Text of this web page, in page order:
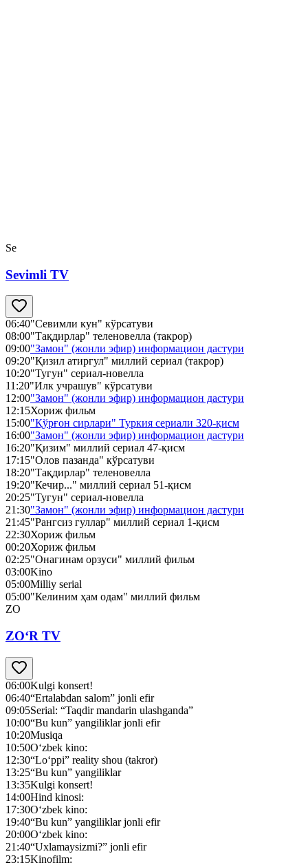
Se
Sevimli TV
06:40"Севимли кун" кўрсатуви
08:00"Тақдирлар" теленовелла (такрор)
09:00"Замон" (жонли эфир) информацион дастури
09:20"Қизил атиргул" миллий сериал (такрор)
10:20"Тугун" сериал-новелла
11:20"Илк учрашув" кўрсатуви
12:00"Замон" (жонли эфир) информацион дастури
12:15Хориж фильм
15:00"Қўрғон сирлари" Туркия сериали 320-қисм
16:00"Замон" (жонли эфир) информацион дастури
16:20"Қизим" миллий сериал 47-қисм
17:15"Олов пазанда" кўрсатуви
18:20"Тақдирлар" теленовелла
19:20"Кечир..." миллий сериал 51-қисм
20:25"Тугун" сериал-новелла
21:30"Замон" (жонли эфир) информацион дастури
21:45"Рангсиз гуллар" миллий сериал 1-қисм
22:30Хориж фильм
00:20Хориж фильм
02:25"Онагинам орзуси" миллий фильм
03:00Kino
05:00Milliy serial
05:00"Келиним ҳам одам" миллий фильм
ZO
ZO‘R TV
06:00Kulgi konsert!
06:40“Ertalabdan salom” jonli efir
09:05Serial: “Taqdir mandarin ulashganda”
10:00“Bu kun” yangiliklar jonli efir
10:20Musiqa
10:50O‘zbek kino:
12:30“Lo‘ppi” reality shou (takror)
13:25“Bu kun” yangiliklar
13:35Kulgi konsert!
14:00Hind kinosi:
17:30O‘zbek kino:
19:40“Bu kun” yangiliklar jonli efir
20:00O‘zbek kino:
21:40“Uxlamaysizmi?” jonli efir
23:15Kinofilm: